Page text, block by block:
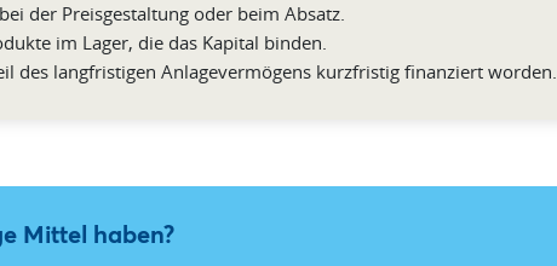
der Preisgestaltung oder beim Absatz.
im Lager, die das Kapital binden.
des langfristigen Anlagevermögens kurzfristig finanziert worden.
Mittel haben?